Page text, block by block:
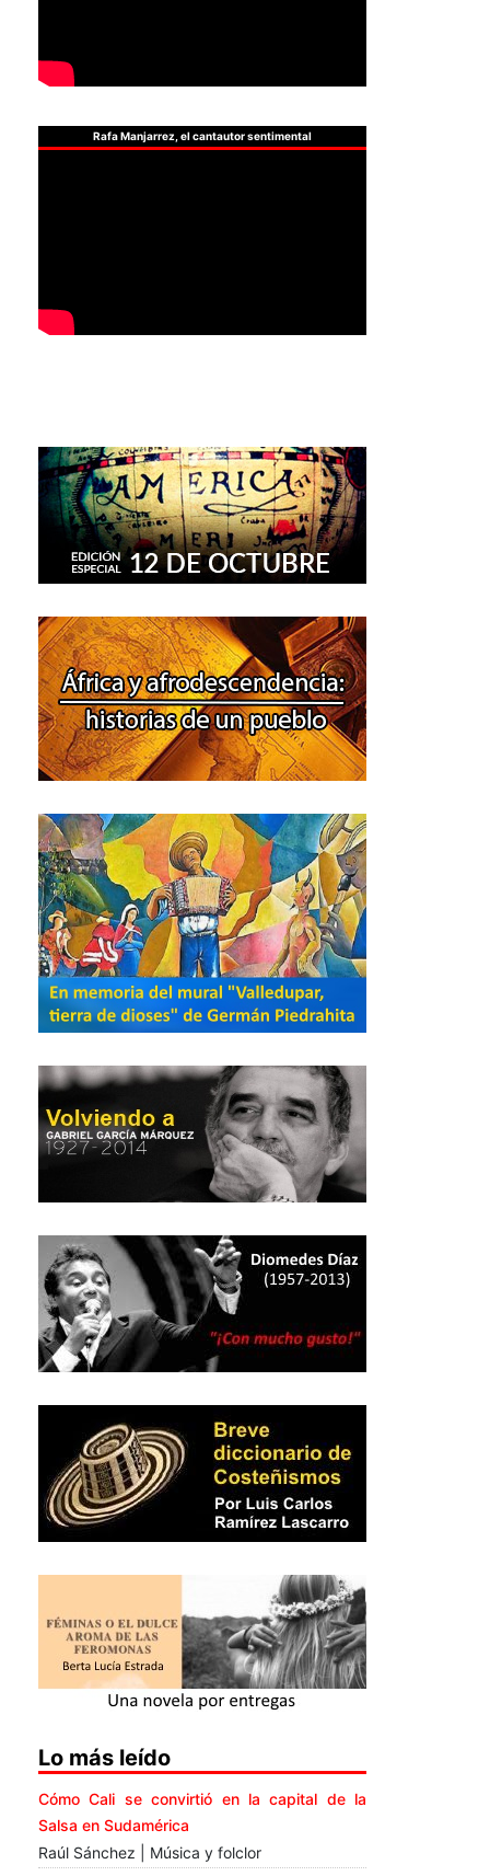
Rafa Manjarrez, el cantautor sentimental
Lo más leído
Cómo Cali se convirtió en la capital de la
Salsa en Sudamérica
Raúl Sánchez | Música y folclor